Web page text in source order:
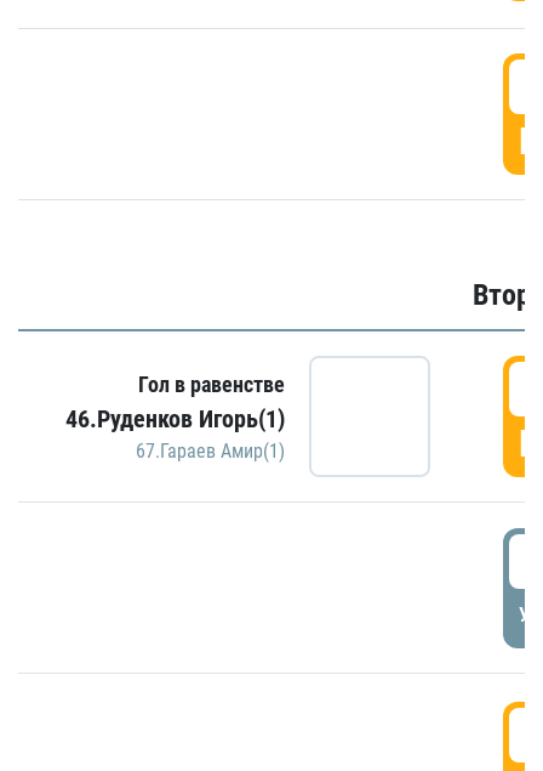
Гол в равенстве
46.Руденков Игорь(1)
67.Гараев Амир(1)